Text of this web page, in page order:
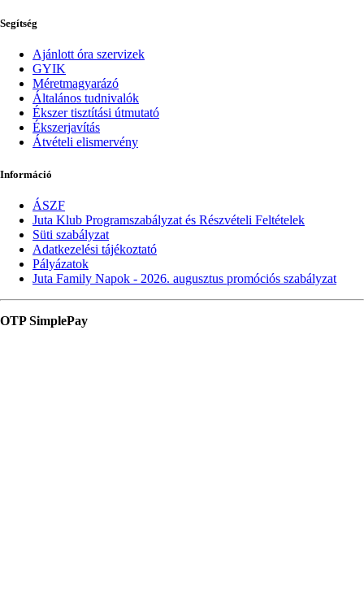
Segítség
Ajánlott óra szervizek
GYIK
Méretmagyarázó
Általános tudnivalók
Ékszer tisztítási útmutató
Ékszerjavítás
Átvételi elismervény
Információ
ÁSZF
Juta Klub Programszabályzat és Részvételi Feltételek
Süti szabályzat
Adatkezelési tájékoztató
Pályázatok
Juta Family Napok - 2026. augusztus promóciós szabályzat
OTP SimplePay